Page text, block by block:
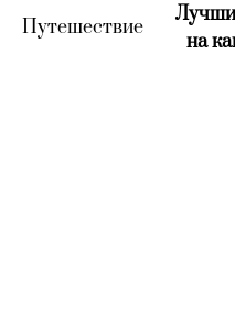
(current)
Путешествие(current)
на